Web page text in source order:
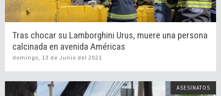
Tras chocar su Lamborghini Urus, muere una persona
calcinada en avenida Américas
domingo, 13 de Junio del 2021
ASESINATOS